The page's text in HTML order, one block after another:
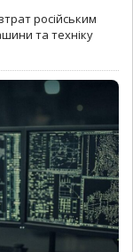
російським
та техніку